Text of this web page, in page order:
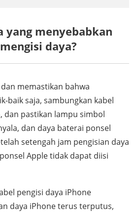
yang menyebabkan
daya?
memastikan bahwa
baik saja, sambungkan kabel
dan pastikan lampu simbol
dan daya baterai ponsel
setengah jam pengisian daya
Apple tidak dapat diisi
pengisi daya iPhone
daya iPhone terus terputus,